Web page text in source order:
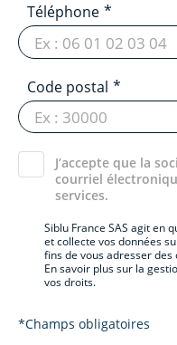
Téléphone
Code postal
J’accepte que la
courriel
services.
Siblu France SAS agit en
et collecte vos données
fins de vous adresser
En savoir plus sur la
vos droits.
*Champs obligatoires